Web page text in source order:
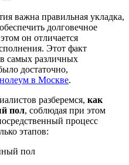
важна правильная укладка,
долговечное
он отличается
Этот факт
самых различных
достаточно,
в Москве.
разберемся, как
пол, соблюдая при этом
процесс
этапов: